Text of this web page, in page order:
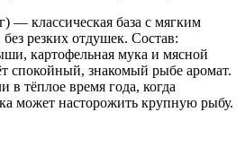
— классическая база с мягким
резких отдушек. Состав:
картофельная мука и мясной
спокойный, знакомый рыбе аромат.
в тёплое время года, когда
может насторожить крупную рыбу.